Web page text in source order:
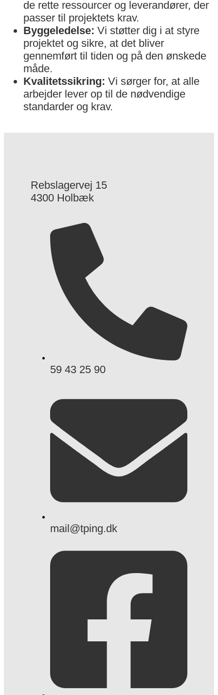
de rette ressourcer og leverandører, der
passer til projektets krav.
Byggeledelse: Vi støtter dig i at styre
projektet og sikre, at det bliver
gennemført til tiden og på den ønskede
måde.
Kvalitetssikring: Vi sørger for, at alle
arbejder lever op til de nødvendige
standarder og krav.
Rebslagervej 15
4300 Holbæk
59 43 25 90
mail@tping.dk